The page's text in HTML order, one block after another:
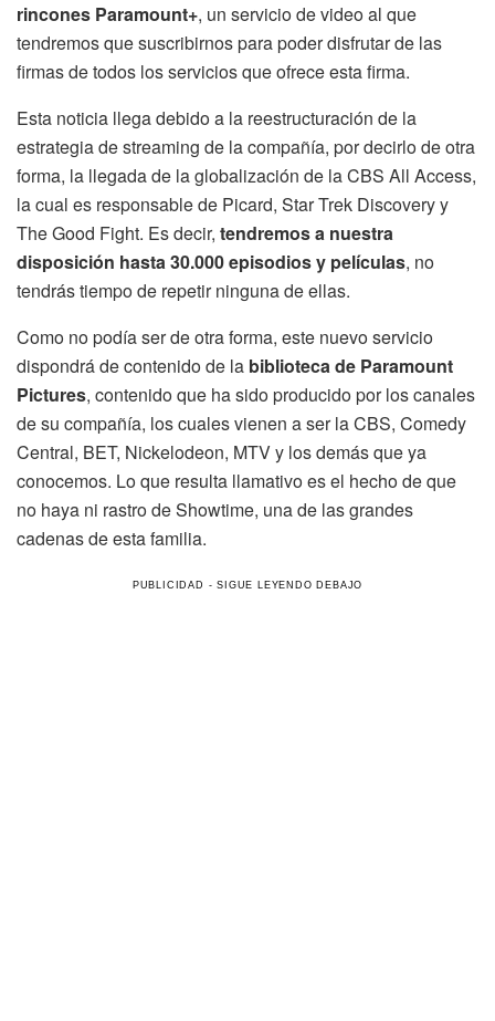
rincones Paramount+, un servicio de video al que
tendremos que suscribirnos para poder disfrutar de las
firmas de todos los servicios que ofrece esta firma.
Esta noticia llega debido a la reestructuración de la
estrategia de streaming de la compañía, por decirlo de otra
forma, la llegada de la globalización de la CBS All Access,
la cual es responsable de Picard, Star Trek Discovery y
The Good Fight. Es decir, tendremos a nuestra
disposición hasta 30.000 episodios y películas, no
tendrás tiempo de repetir ninguna de ellas.
Como no podía ser de otra forma, este nuevo servicio
dispondrá de contenido de la biblioteca de Paramount
Pictures, contenido que ha sido producido por los canales
de su compañía, los cuales vienen a ser la CBS, Comedy
Central, BET, Nickelodeon, MTV y los demás que ya
conocemos. Lo que resulta llamativo es el hecho de que
no haya ni rastro de Showtime, una de las grandes
cadenas de esta familia.